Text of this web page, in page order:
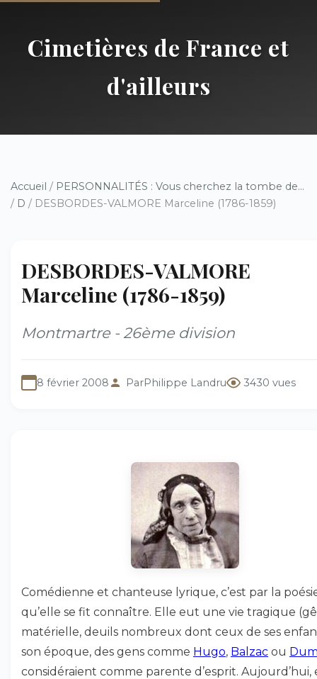
Cimetières de France et
d'ailleurs
Accueil / PERSONNALITÉS : Vous cherchez la tombe de...
/ D / DESBORDES-VALMORE Marceline (1786-1859)
DESBORDES-VALMORE
Marceline (1786-1859)
Montmartre - 26ème division
8 février 2008 ParPhilippe Landru 3430 vues
Comédienne et chanteuse lyrique, c’est par la
qu’elle se fit connaître. Elle eut une vie tragique
matérielle, deuils nombreux dont ceux de ses
son époque, des gens comme Hugo, Balzac ou
considéraient comme parente d’esprit. Aujourd’hui,